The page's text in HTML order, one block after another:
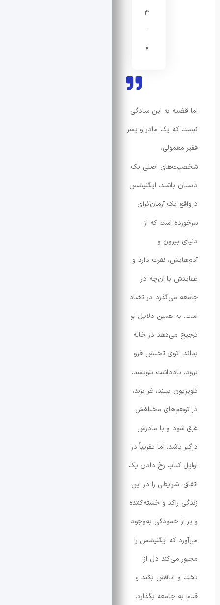
به این سادگی
یک مادر و پسر
اصلی یک
باشند. ایگنیشس
یک آرمان‌گرای
است که از
و
نفرت دارد و
با آن‌چه در
می‌گذرد در تضاد
همین دلایل او
می‌دهد در خانه
توی تختش فرو
بنویسد،
ببیند، غر بزند،
مختلفش
و با مادرش
اما تقریباً در
کتاب رخ دادن یک
شرایطی را در این
و خسته‌کننده
خمودگی به‌وجود
که ایگنیشس را
می‌کند دل از
بکند و
جامعه بگذارد.